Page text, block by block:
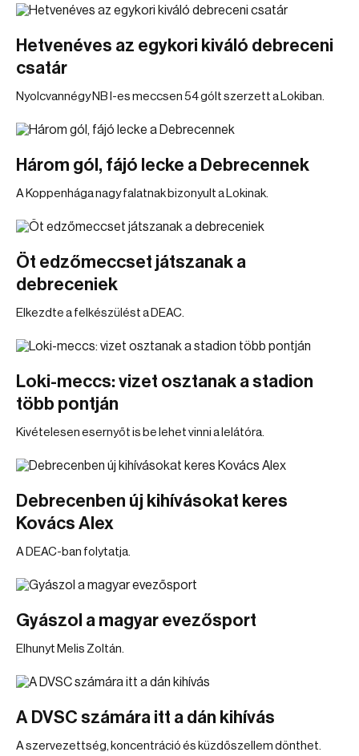
Hetvenéves az egykori kiváló debreceni
csatár
Nyolcvannégy NB I-es meccsen 54 gólt szerzett a Lokiban.
Három gól, fájó lecke a Debrecennek
A Koppenhága nagy falatnak bizonyult a Lokinak.
Öt edzőmeccset játszanak a
debreceniek
Elkezdte a felkészülést a DEAC.
Loki-meccs: vizet osztanak a stadion
több pontján
Kivételesen esernyőt is be lehet vinni a lelátóra.
Debrecenben új kihívásokat keres
Kovács Alex
A DEAC-ban folytatja.
Gyászol a magyar evezősport
Elhunyt Melis Zoltán.
A DVSC számára itt a dán kihívás
A szervezettség, koncentráció és küzdőszellem dönthet.